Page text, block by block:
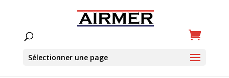
Sélectionner une page